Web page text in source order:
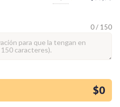
0 / 150
$0